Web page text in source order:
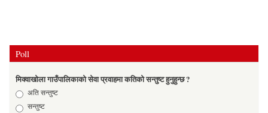
Poll
मिक्वाखोला गाउँपालिकाको सेवा प्रवाहमा कतिको सन्तुष्ट हुनुहुन्छ ?
Choicesअति सन्तुष्ट
सन्तुष्ट